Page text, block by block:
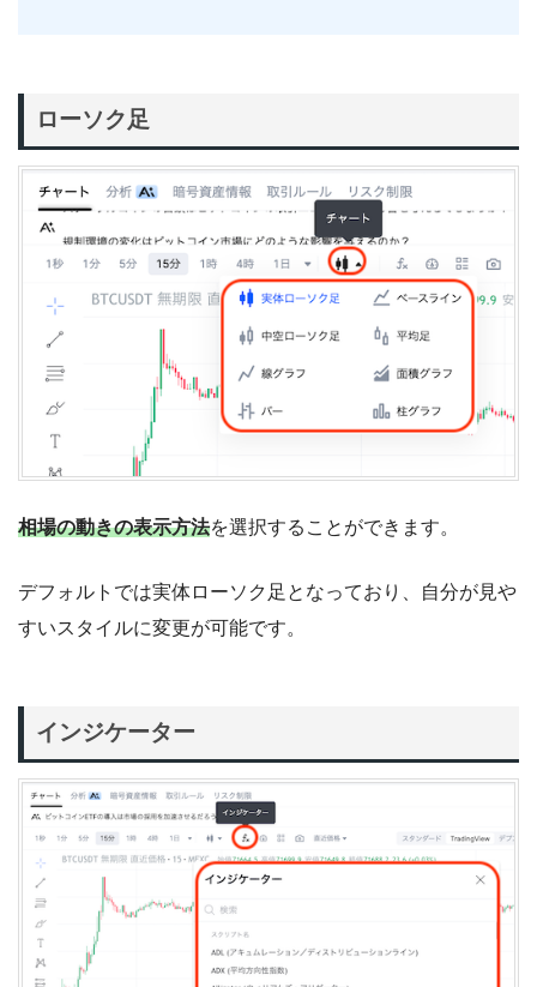
ローソク足
相場の動きの表示方法を選択することができます。
デフォルトでは実体ローソク足となっており、自分が見や
すいスタイルに変更が可能です。
インジケーター